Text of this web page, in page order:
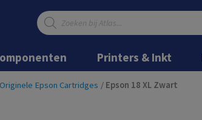
Ga
naar
navigatie
Ga
inhoud
Producten
zoeken
Printers & Inkt
Originele Epson Cartridges / Epson 18 XL Zwart